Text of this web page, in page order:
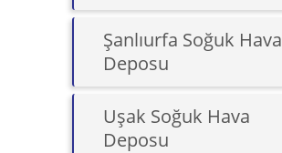
Şanlıurfa Soğuk Hava
Deposu
Uşak Soğuk Hava
Deposu